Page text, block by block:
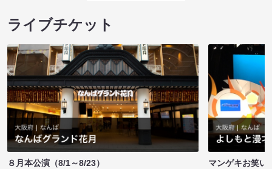
ライブチケット
８月本公演（8/1～8/23）
マンゲキお笑い